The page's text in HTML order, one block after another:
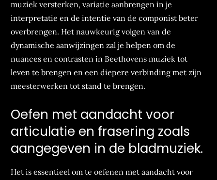
muziek versterken, variatie aanbrengen in je
interpretatie en de intentie van de componist beter
overbrengen. Het nauwkeurig volgen van de
dynamische aanwijzingen zal je helpen om de
nuances en contrasten in Beethovens muziek tot
leven te brengen en een diepere verbinding met zijn
meesterwerken tot stand te brengen.
Oefen met aandacht voor
articulatie en frasering zoals
aangegeven in de bladmuziek.
Het is essentieel om te oefenen met aandacht voor